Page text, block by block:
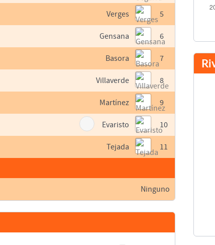
5
Verges
6
Gensana
7
Basora
8
Villaverde
9
Martínez
10
Evaristo
11
Tejada
Ninguno